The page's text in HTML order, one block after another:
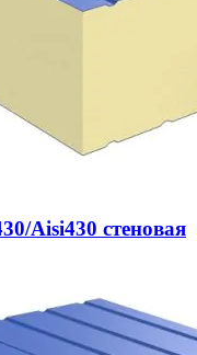
Aisi430 стеновая